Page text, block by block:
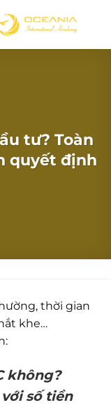
tư? Toàn
quyết định
thời gian
khe…
không?
số tiền